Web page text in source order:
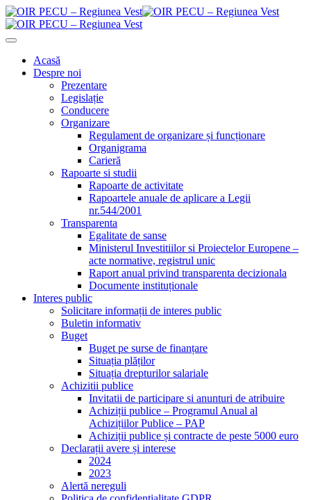
Acasă
Despre noi
Prezentare
Legislație
Conducere
Organizare
Regulament de organizare și funcționare
Organigrama
Carieră
Rapoarte si studii
Rapoarte de activitate
Rapoartele anuale de aplicare a Legii
nr.544/2001
Transparenta
Egalitate de sanse
Ministerul Investitiilor si Proiectelor Europene –
acte normative, registrul unic
Raport anual privind transparenta decizionala
Documente instituționale
Interes public
Solicitare informații de interes public
Buletin informativ
Buget
Buget pe surse de finanțare
Situația plăților
Situația drepturilor salariale
Achizitii publice
Invitatii de participare si anunturi de atribuire
Achiziții publice – Programul Anual al
Achizițiilor Publice – PAP
Achiziții publice și contracte de peste 5000 euro
Declarații avere și interese
2024
2023
Alertă nereguli